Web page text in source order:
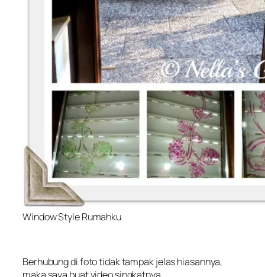
Window Style Rumahku
Berhubung di foto tidak tampak jelas hiasannya,